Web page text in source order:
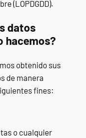
(LOPDGDD).
datos
hacemos?
obtenido sus
de manera
fines:
o cualquier